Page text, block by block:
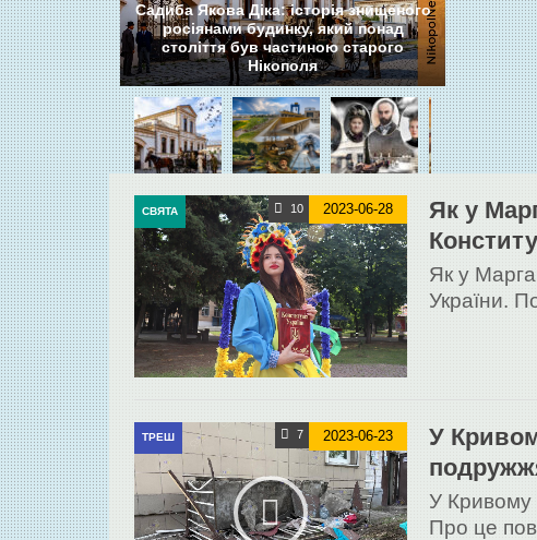
Садиба Якова Діка: історія знищеного
росіянами будинку, який понад
століття був частиною старого
Нікополя
СВЯТА 2023-06-28
10
Як у
Як у
України.
ТРЕШ 2023-06-23
7
У
У Кривому
Про це